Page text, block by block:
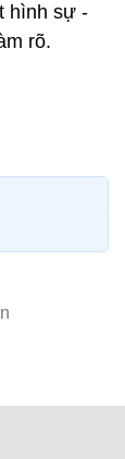
hình sự -
rõ.